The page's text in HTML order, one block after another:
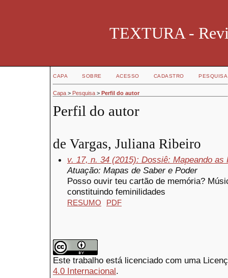
TEXTURA -
CAPA SOBRE ACESSO CADASTRO PESQUISA
Capa > Pesquisa > Perfil do autor
Perfil do autor
de Vargas, Juliana Ribeiro
v. 17, n. 34 (2015): Dossiê: Mapeando as
Atuação: Mapas de Saber e Poder
Posso ouvir teu cartão de memória?
constituindo feminilidades
RESUMO PDF
Este trabalho está licenciado com uma
4.0 Internacional.